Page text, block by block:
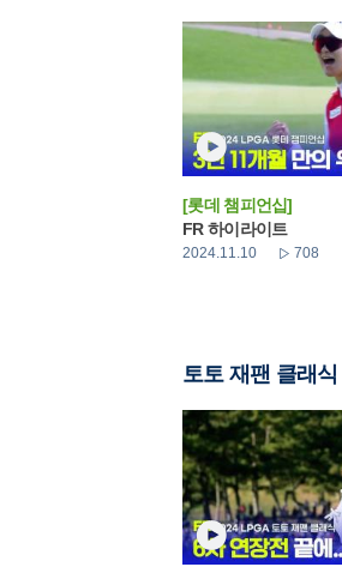
[롯데 챔피언십]
FR 하이라이트
2024.11.10 708
토토 재팬 클래식